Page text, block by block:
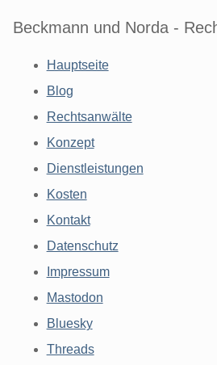
Beckmann und Norda -
Hauptseite
Blog
Rechtsanwälte
Konzept
Dienstleistungen
Kosten
Kontakt
Datenschutz
Impressum
Mastodon
Bluesky
Threads